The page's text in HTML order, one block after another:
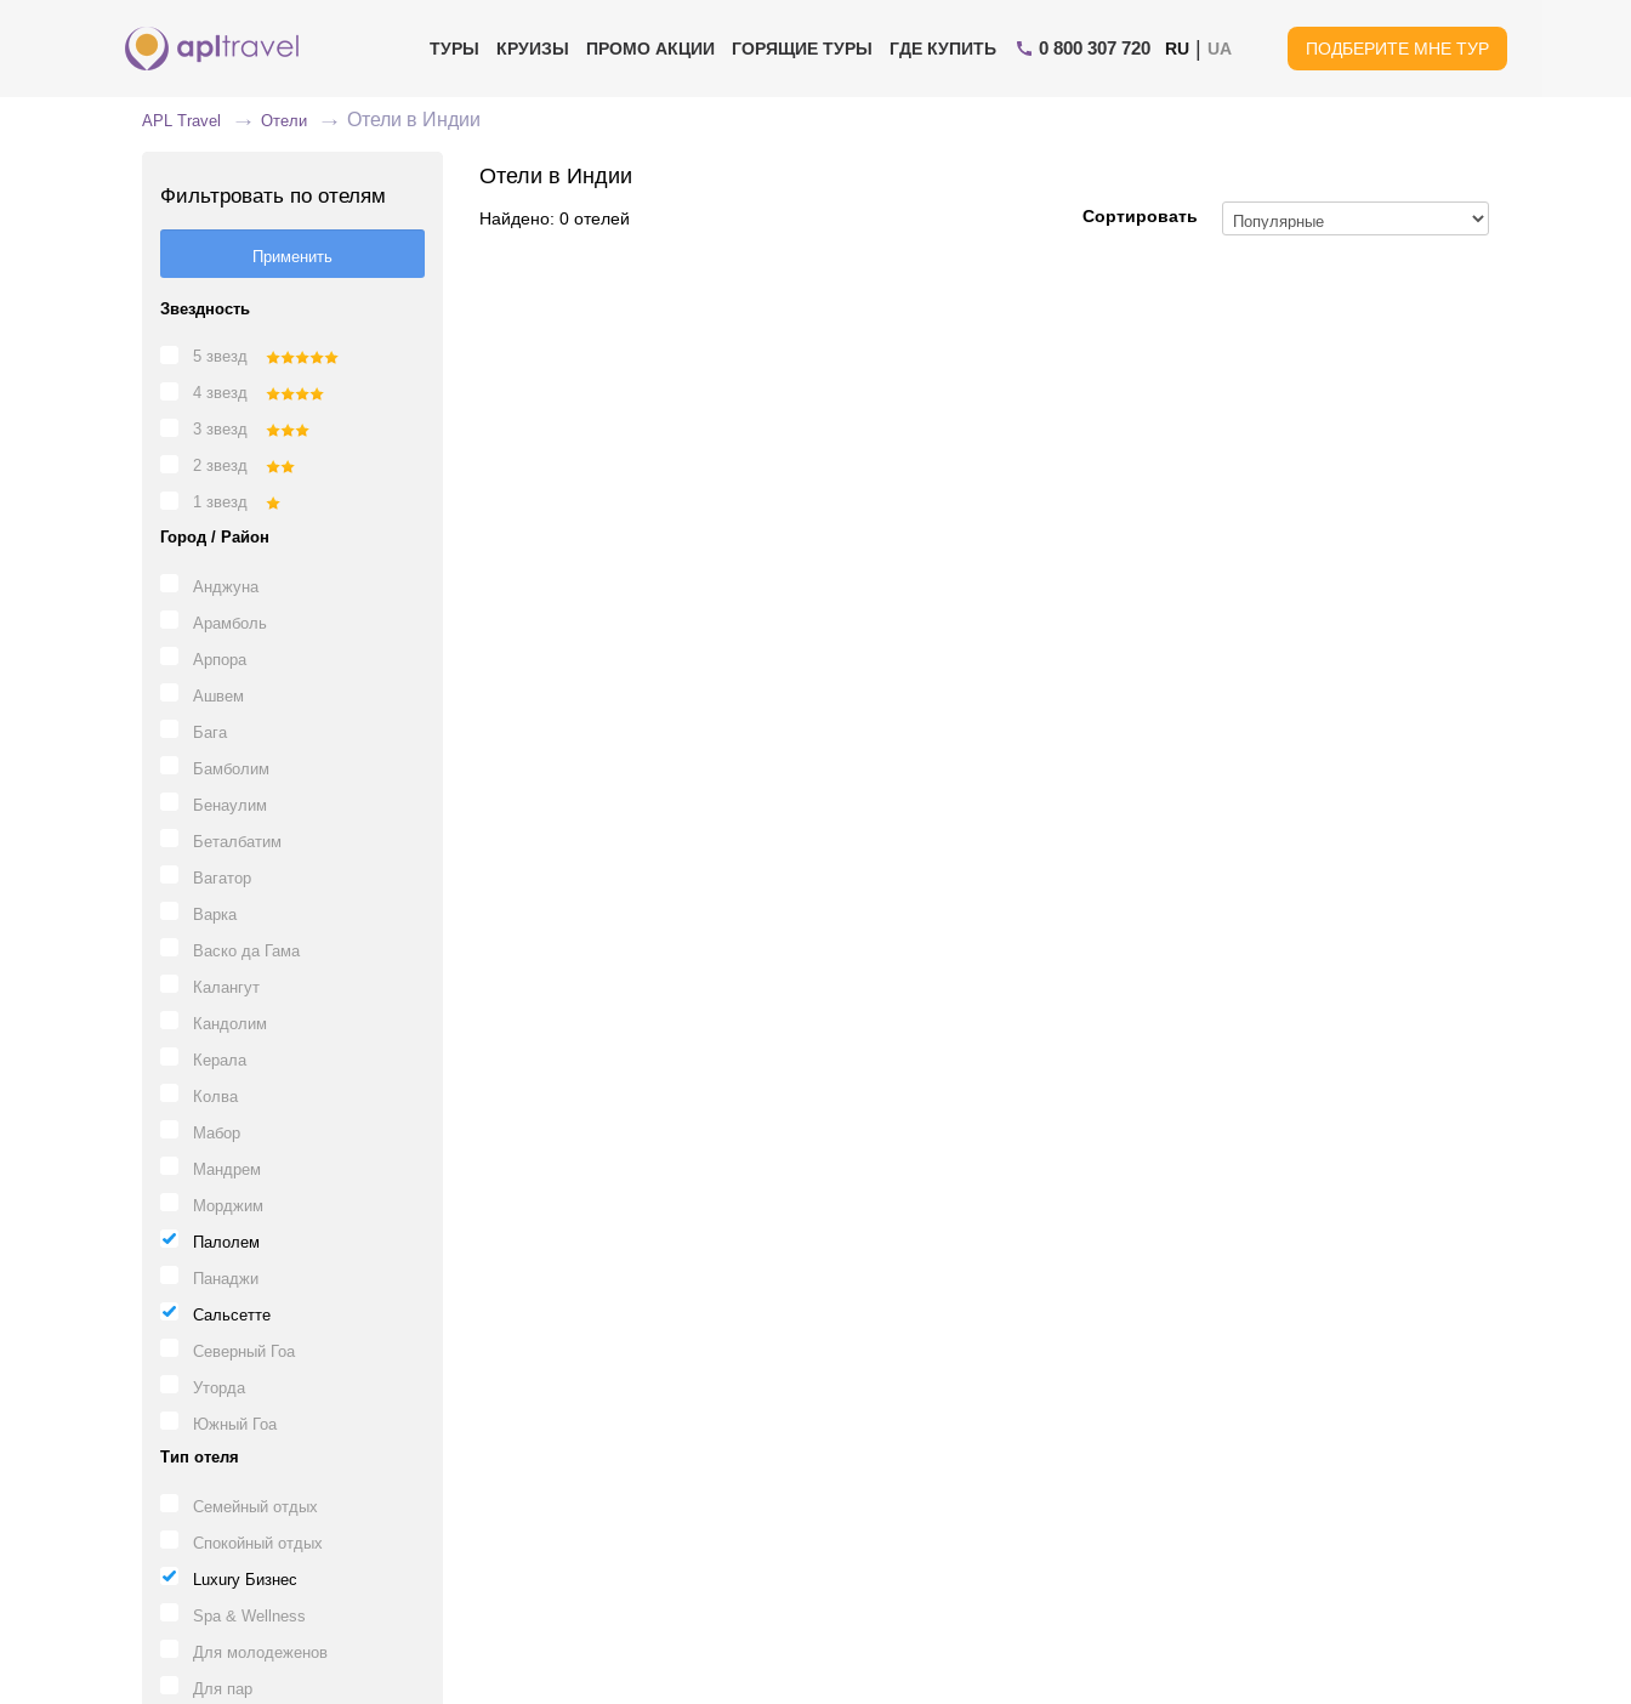
ТУРЫ КРУИЗЫ ПРОМО АКЦИИ ГОРЯЩИЕ ТУРЫ ГДЕ КУПИТЬ 0 800 307 720 RU | UA ПОДБЕРИТЕ МНЕ ТУР
APL Travel Отели Отели в Индии
Фильтровать по отелям
Звездность
5 звезд
4 звезд
3 звезд
2 звезд
1 звезд
Город / Район
Анджуна
Арамболь
Арпора
Ашвем
Бага
Бамболим
Бенаулим
Беталбатим
Вагатор
Варка
Васко да Гама
Калангут
Кандолим
Керала
Колва
Мабор
Мандрем
Морджим
Палолем
Панаджи
Сальсетте
Северный Гоа
Уторда
Южный Гоа
Тип отеля
Семейный отдых
Спокойный отдых
Luxury Бизнес
Spa & Wellness
Для молодеженов
Для пар
Отели в Индии
Найдено: 0 отелей Сортировать